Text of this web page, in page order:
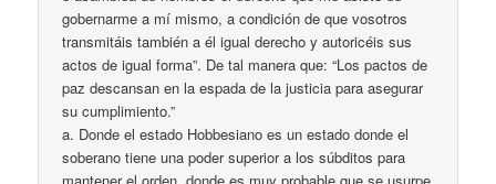
gobernarme a mí mismo, a condición de que vosotros
transmitáis también a él igual derecho y autoricéis sus
actos de igual forma”. De tal manera que: “Los pactos de
paz descansan en la espada de la justicia para asegurar
su cumplimiento.”
a. Donde el estado Hobbesiano es un estado donde el
soberano tiene una poder superior a los súbditos para
mantener el orden, donde es muy probable que se usurpe